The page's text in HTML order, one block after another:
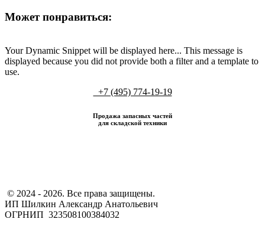
Может понравиться:
Your Dynamic Snippet will be displayed here... This message is
displayed because you did not provide both a filter and a template to
use.
+7 (495) 774-19-19
Продажа запасных частей
для складской техники
​ © 2024 - 2026. Все права защищены.
ИП Шилкин Александр Анатольевич
ОГРНИП 323508100384032